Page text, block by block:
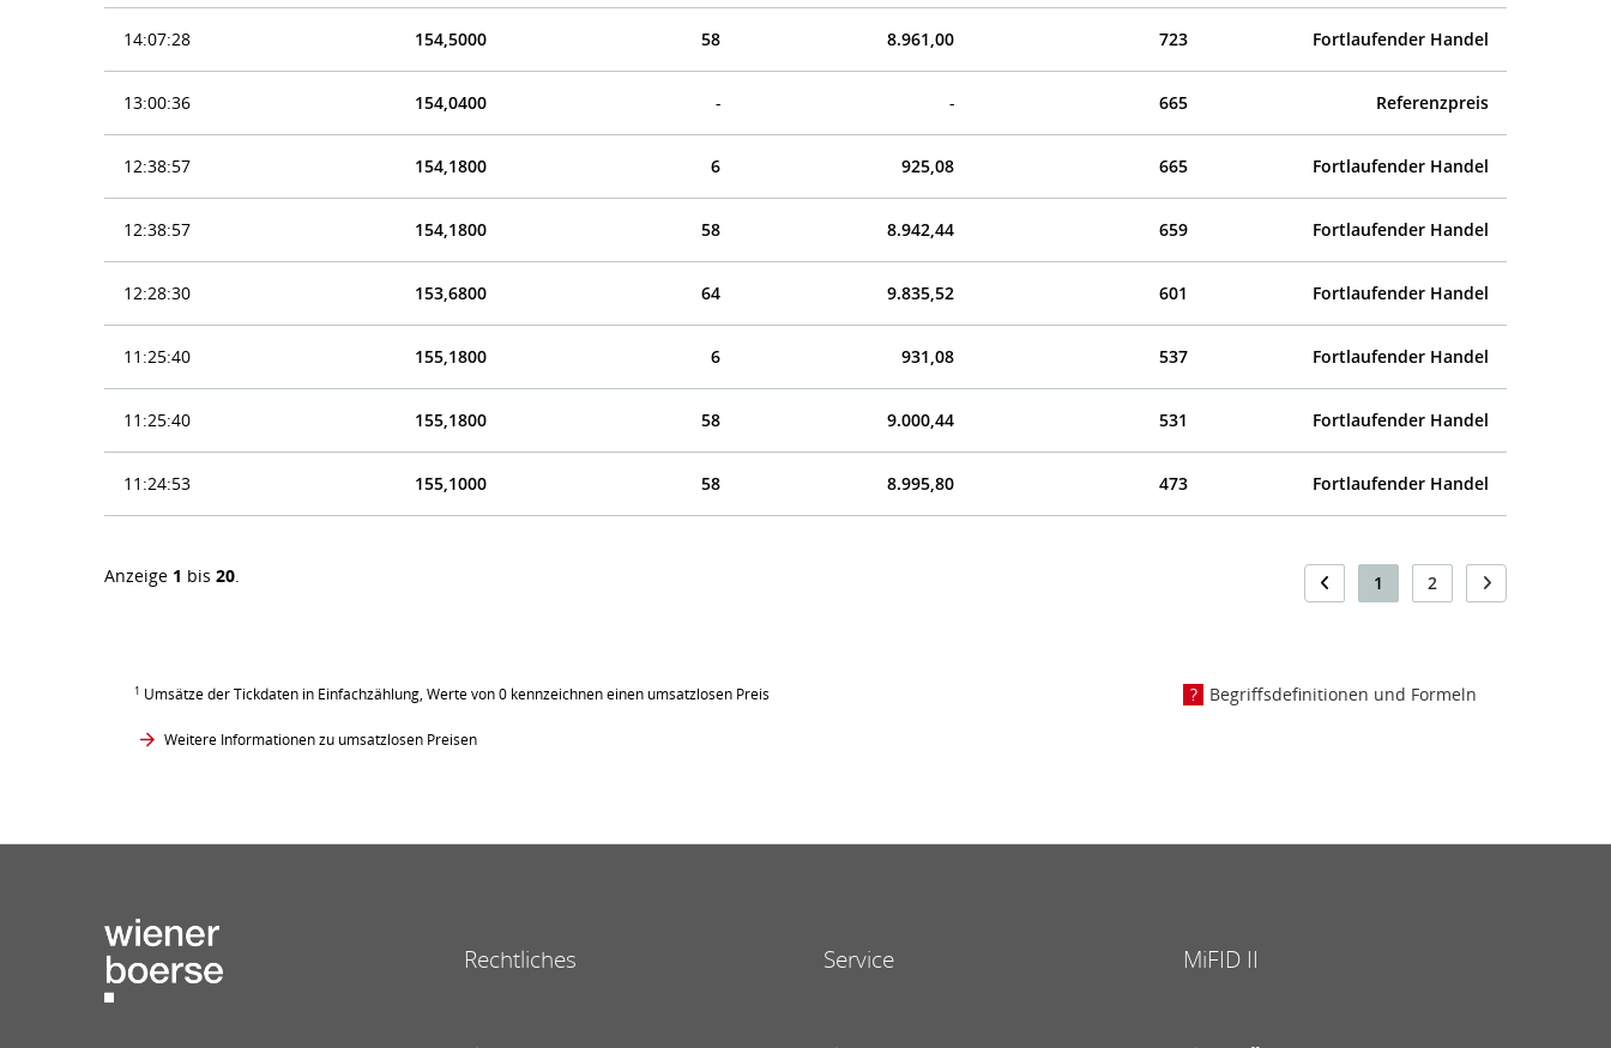
14:07:28 154,5000 58 8.961,00 723 Fortlaufender Handel
13:00:36 154,0400 - - 665 Referenzpreis
12:38:57 154,1800 6 925,08 665 Fortlaufender Handel
12:38:57 154,1800 58 8.942,44 659 Fortlaufender Handel
12:28:30 153,6800 64 9.835,52 601 Fortlaufender Handel
11:25:40 155,1800 6 931,08 537 Fortlaufender Handel
11:25:40 155,1800 58 9.000,44 531 Fortlaufender Handel
11:24:53 155,1000 58 8.995,80 473 Fortlaufender Handel
Anzeige 1 bis 20. 1 2
1 Umsätze der Tickdaten in Einfachzählung, Werte von 0 kennzeichnen einen umsatzlosen Preis
Weitere Informationen zu umsatzlosen Preisen
Begriffsdefinitionen und Formeln
Rechtliches Service MiFID II